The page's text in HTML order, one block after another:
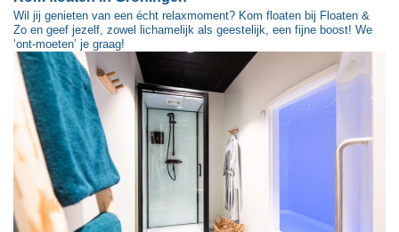
Wil jij genieten van een écht relaxmoment? Kom floaten bij Floaten &
Zo en geef jezelf, zowel lichamelijk als geestelijk, een fijne boost! We
‘ont-moeten’ je graag!